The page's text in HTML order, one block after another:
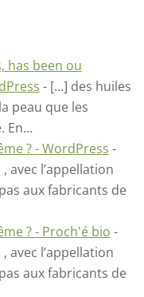
has been ou
- […] des huiles
peau que les
En…
? - WordPress -
avec l’appellation
aux fabricants de
? - Proch'é bio -
avec l’appellation
aux fabricants de